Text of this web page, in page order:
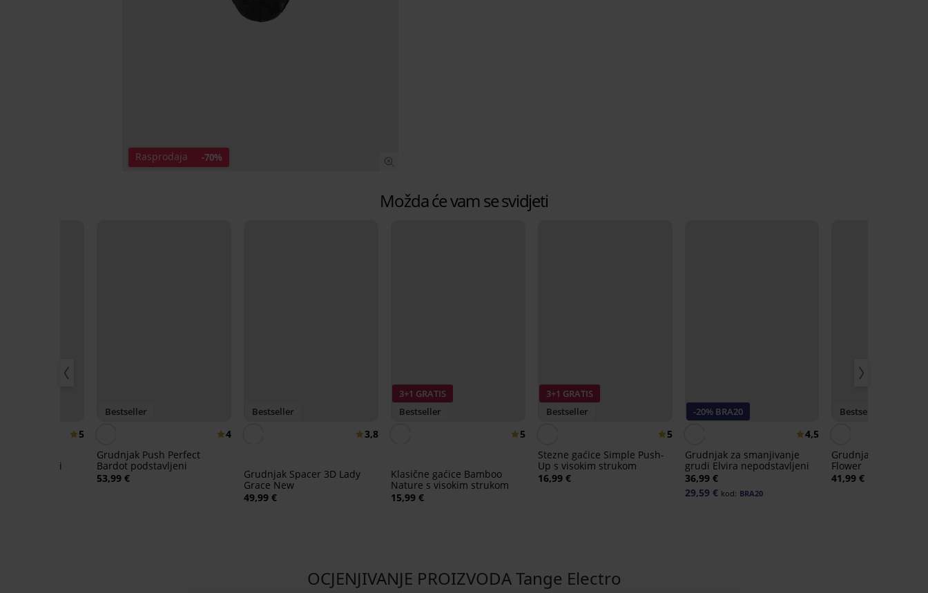
Rasprodaja -70%
Možda će vam se svidjeti
5
zaglađujući
Bestseller
4
Grudnjak Push Perfect
Bardot podstavljeni
53,99 €
Bestseller
3,8
Grudnjak Spacer 3D Lady
Grace New
49,99 €
3+1 GRATIS
Bestseller
5
Klasične gaćice Bamboo
Nature s visokim strukom
15,99 €
3+1 GRATIS
Bestseller
5
Stezne gaćice Simple Push-
Up s visokim strukom
16,99 €
-20% BRA20
4,5
Grudnjak za smanjivanje
grudi Elvira nepodstavljeni
36,99 €
29,59 € kod: BRA20
Bestseller
Grudnjak Spacer
Flower
41,99 €
OCJENJIVANJE PROIZVODA Tange Electro